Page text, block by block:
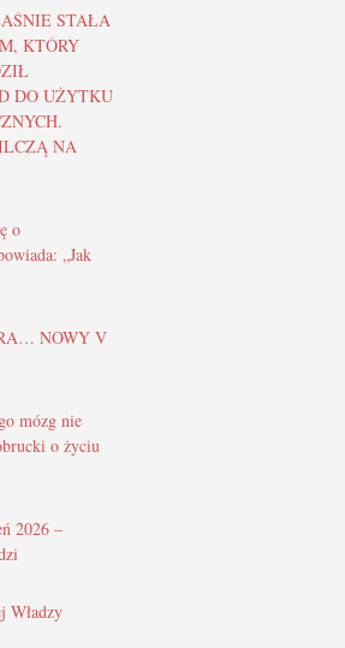
STAŁA
KTÓRY
DO UŻYTKU
NA
o
„Jak
NOWY V
mózg nie
o życiu
2026 –
Władzy